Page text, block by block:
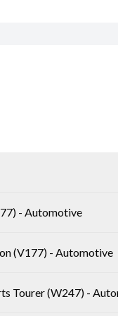
- Automotive
(V177) - Automotive
Tourer (W247) -